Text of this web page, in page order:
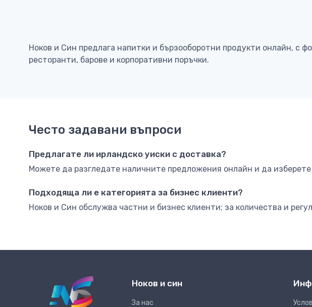
Ноков и Син предлага напитки и бързооборотни продукти онлайн, с
ресторанти, барове и корпоративни поръчки.
Често задавани въпроси
Предлагате ли ирландско уиски с доставка?
Можете да разгледате наличните предложения онлайн и да
Подходяща ли е категорията за бизнес клиенти?
Ноков и Син обслужва частни и бизнес клиенти; за количества и
Ноков и син
За нас